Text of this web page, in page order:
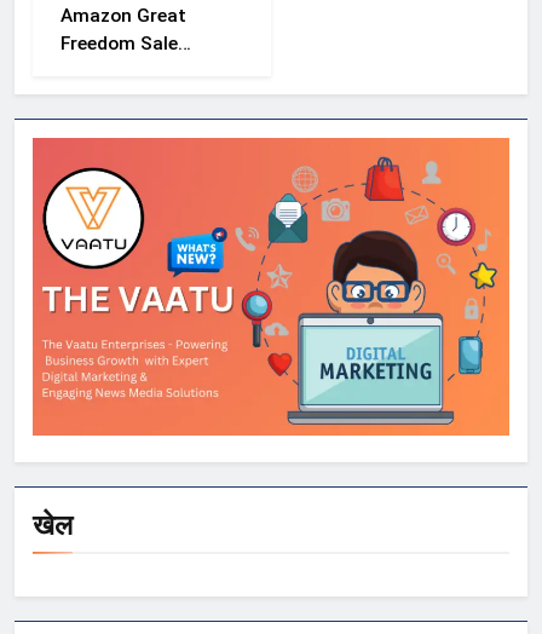
Amazon Great
Freedom Sale
OnePlus और
Xiaomi समेत कई
डिस्काउंट
खेल